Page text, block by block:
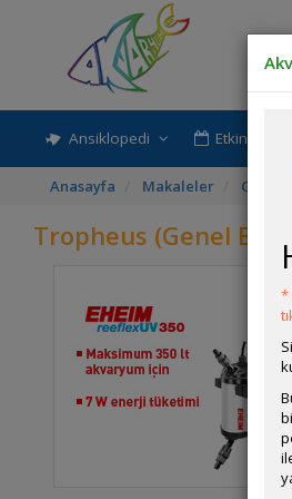
Ansiklopedi Etkinlik-
Anasayfa Makaleler Cichlid
Tropheus (Genel Bilgi)
(The Golden July)
Kum Kelebekleri
(Enantiopus)
(Salyangoz Cichlidi)
Leleupi
Leleupi
Neolamprologus
pulcher (Daffodil)
Shell Dwellers (Kabuk
*